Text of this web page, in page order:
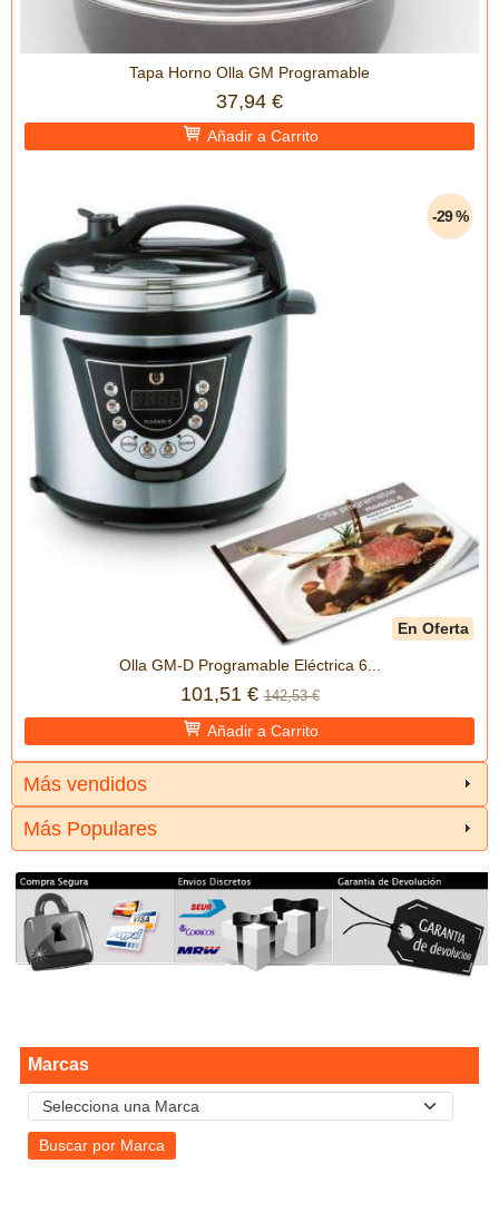
Marcas
Tapa Horno Olla GM Programable
37,94 €
Añadir a Carrito
En Oferta
-29 %
Olla GM-D Programable Eléctrica 6...
101,51 €142,53 €
Añadir a Carrito
Más vendidos
Más Populares